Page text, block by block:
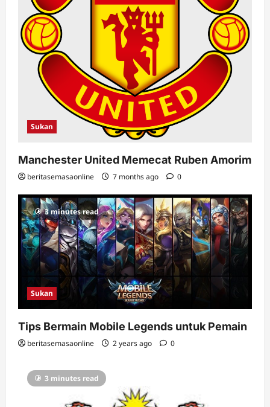
Sukan
Manchester United Memecat Ruben Amorim
beritasemasaonline 7 months ago 0
3 minutes read
Sukan
Tips Bermain Mobile Legends untuk Pemain
beritasemasaonline 2 years ago 0
3 minutes read